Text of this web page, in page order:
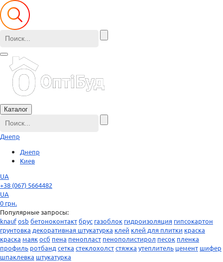
Каталог
Днепр
Днепр
Киев
UA
+38 (067) 5664482
UA
0 грн.
Популярные запросы:
knaufosb бетоноконтактбрус газоблок гидроизоляция гипсокартон
грунтовка декоративная штукатурка клей клей для плитки краска
краска маякосб пена пенопласт пенополистирол песок пленка
профиль ротбанд сетка стеклохолстстяжка утеплитель цемент шифер
шпаклевка штукатурка